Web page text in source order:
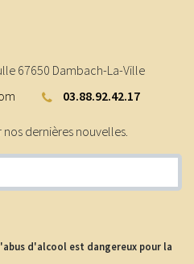
67650 Dambach-La-Ville
03.88.92.42.17
dernières nouvelles.
d'alcool est dangereux pour la